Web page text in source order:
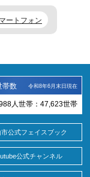
ートフォン
帯数 令和8年6月末日現在
人 世帯： 47,623世帯
公式フェイスブック
公式チャンネル